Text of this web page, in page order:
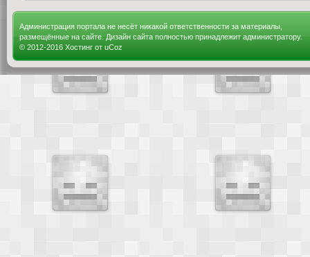
Администрация портала не несёт никакой ответственности за материалы,
размещённые на сайте. Дизайн сайта полностью принадлежит администратору.
© 2012-2016 Хостинг от uCoz